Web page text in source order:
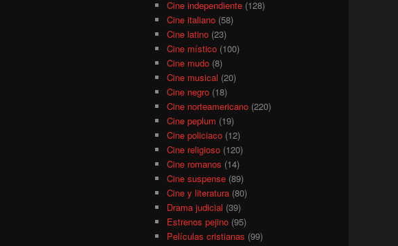
Cine independiente(128)
Cine italiano(58)
Cine latino(23)
Cine místico(100)
Cine mudo(8)
Cine musical (20)
Cine negro(18)
Cine norteamericano(220)
Cine peplum (19)
Cine policiaco(12)
Cine religioso(120)
Cine romanos (14)
Cine suspense(89)
Cine y literatura(80)
Drama judicial (39)
Estrenos pejino(95)
Películas cristianas (99)